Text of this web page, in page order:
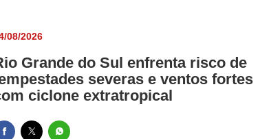
08/2026
Grande do Sul enfrenta risco de
severas e ventos fortes
ciclone extratropical